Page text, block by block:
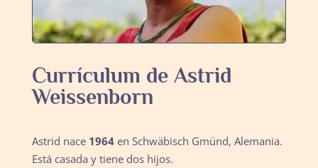
Currículum de Astrid
Weissenborn
Astrid nace 1964en Schwäbisch Gmünd, Alemania.
Está casada y tiene dos hijos.